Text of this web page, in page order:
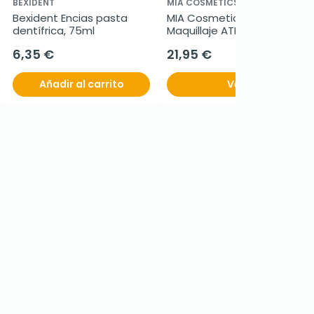
BEXIDENT
Bexident Encias pasta
dentífrica, 75ml
6,35 €
Añadir al carrito
MIA COSMETICS-PARÍS
MIA Cosmetics Paleta de
Maquillaje ATDP
21,95 €
Ver